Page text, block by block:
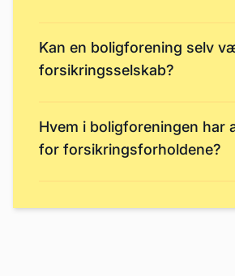
Kan en boligforening selv
forsikringsselskab?
Hvem i boligforeningen har
for forsikringsforholdene?